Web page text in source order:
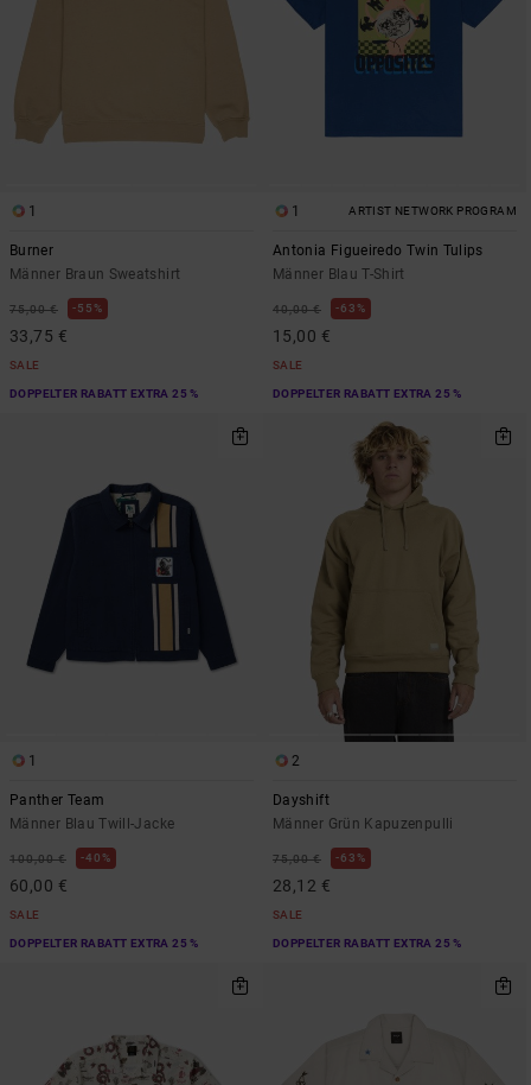
1
Burner
Männer Braun Sweatshirt
75,00 € 55%
33,75 €
SALE
DOPPELTER RABATT EXTRA 25 %
1 ARTIST NETWORK PROGRAM
Antonia Figueiredo Twin Tulips
Männer Blau T-Shirt
40,00 € 63%
15,00 €
SALE
DOPPELTER RABATT EXTRA 25 %
1
Panther Team
Männer Blau Twill-Jacke
100,00 € 40%
60,00 €
SALE
DOPPELTER RABATT EXTRA 25 %
2
Dayshift
Männer Grün Kapuzenpulli
75,00 € 63%
28,12 €
SALE
DOPPELTER RABATT EXTRA 25 %